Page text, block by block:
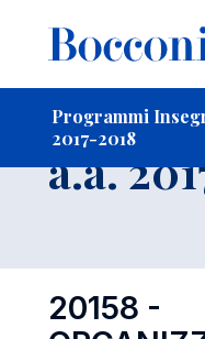
Programmi
2017-2018
-
a.a.
20158 -